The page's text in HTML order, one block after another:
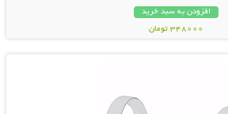
افزودن به سبد خرید
348000 تومان
نمایش توضیحات بیشتر